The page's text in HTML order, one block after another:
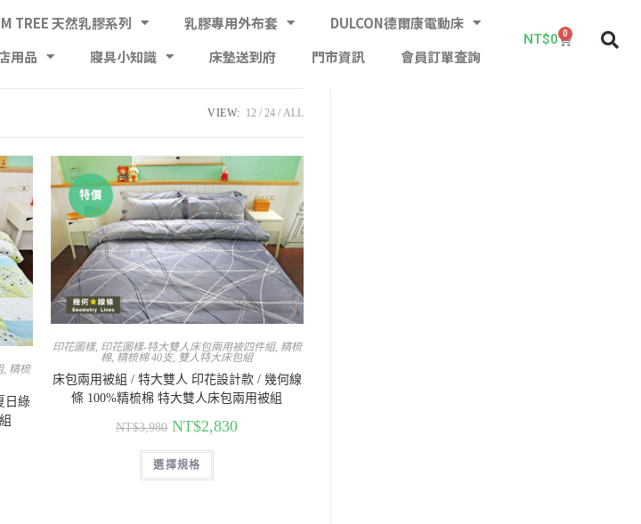
TREE 天然乳膠系列 乳膠專用外布套
DULCON德爾康電動床
用品 寢具小知識 床墊送到府 門市資訊 會員訂單查詢
NT$0 0
VIEW: 12 24 ALL
, 精梳
日綠
特價
印花圖樣, 印花圖樣-特大雙人床包兩用被四件組, 精梳
棉, 精梳棉 40支, 雙人特大床包組
床包兩用被組 / 特大雙人 印花設計款 / 幾何線
條 100%精梳棉 特大雙人床包兩用被組
NT$3,980 NT$2,830
選擇規格